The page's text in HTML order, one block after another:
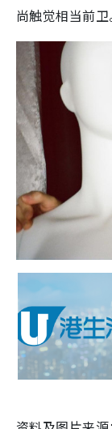
尚触觉相当前卫